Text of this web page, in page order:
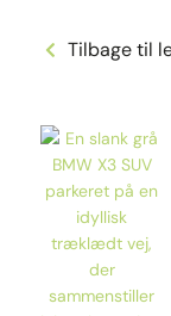
Tilbage til